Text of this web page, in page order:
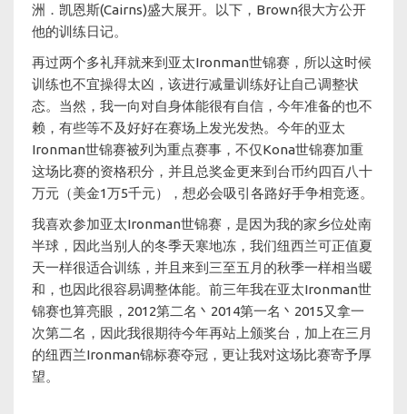
洲．凯恩斯(Cairns)盛大展开。以下，Brown很大方公开
他的训练日记。
再过两个多礼拜就来到亚太Ironman世锦赛，所以这时候
训练也不宜操得太凶，该进行减量训练好让自己调整状
态。当然，我一向对自身体能很有自信，今年准备的也不
赖，有些等不及好好在赛场上发光发热。今年的亚太
Ironman世锦赛被列为重点赛事，不仅Kona世锦赛加重
这场比赛的资格积分，并且总奖金更来到台币约四百八十
万元（美金1万5千元），想必会吸引各路好手争相竞逐。
我喜欢参加亚太Ironman世锦赛，是因为我的家乡位处南
半球，因此当别人的冬季天寒地冻，我们纽西兰可正值夏
天一样很适合训练，并且来到三至五月的秋季一样相当暖
和，也因此很容易调整体能。前三年我在亚太Ironman世
锦赛也算亮眼，2012第二名丶2014第一名丶2015又拿一
次第二名，因此我很期待今年再站上颁奖台，加上在三月
的纽西兰Ironman锦标赛夺冠，更让我对这场比赛寄予厚
望。